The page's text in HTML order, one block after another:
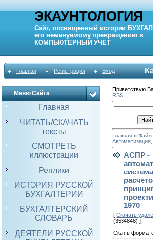
ЭКАУНТОЛОГИЯ
Сайт, посвященный истории
его неминуемому превращению в
КОМПЬЮТЕРНЫЙ УЧЕТ
Главная Регистрация Вход
Меню Сайта
Главная
ЧИТАТЬ/СКАЧАТЬ
тексты
СМОТРЕТЬ
иллюстрации
Реплики
ИСТОРИЯ РУССКОЙ
БУХГАЛТЕРИИ
БУХГАЛТЕРСКИЙ
СЛОВАРЬ
ДЕЯТЕЛИ РУССКОЙ
Приветствую
RSS
Главная »
АСПР -
1970
[Скачать
(3534848) ]
Скан в